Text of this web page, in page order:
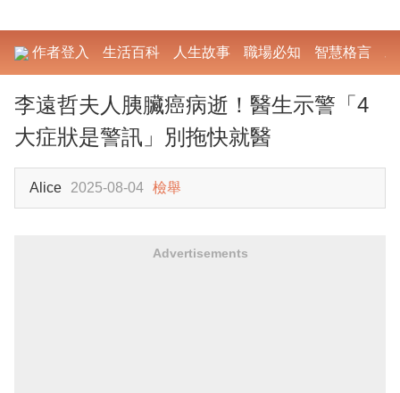
作者登入 生活百科 人生故事 職場必知 智慧格言
李遠哲夫人胰臟癌病逝！醫生示警「4
大症狀是警訊」別拖快就醫
Alice 2025-08-04 檢舉
Advertisements